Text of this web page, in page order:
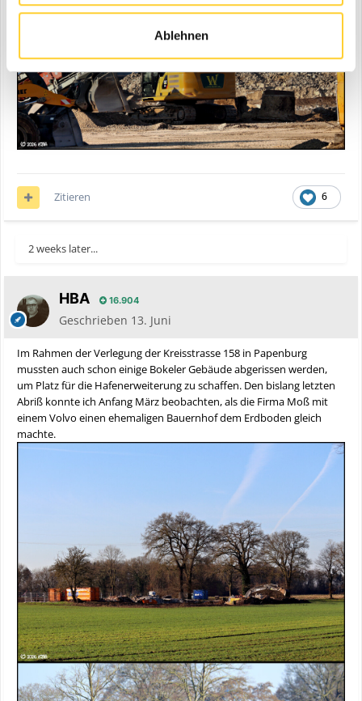
Ablehnen
6
Zitieren
2 weeks later...
HBA 16.904
Geschrieben 13. Juni
Im Rahmen der Verlegung der Kreisstrasse 158 in Papenburg
mussten auch schon einige Bokeler Gebäude abgerissen werden,
um Platz für die Hafenerweiterung zu schaffen. Den bislang letzten
Abriß konnte ich Anfang März beobachten, als die Firma Moß mit
einem Volvo einen ehemaligen Bauernhof dem Erdboden gleich
machte.